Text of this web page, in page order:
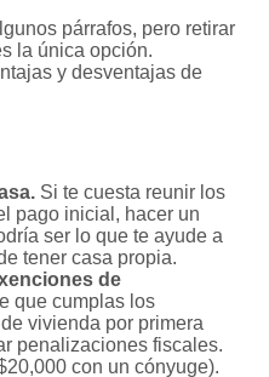
párrafos, pero retirar
la única opción.
y desventajas de
Si te cuesta reunir los
pago inicial, hacer un
ser lo que te ayude a
tener casa propia.
de
que cumplas los
vivienda por primera
penalizaciones fiscales.
con un cónyuge).